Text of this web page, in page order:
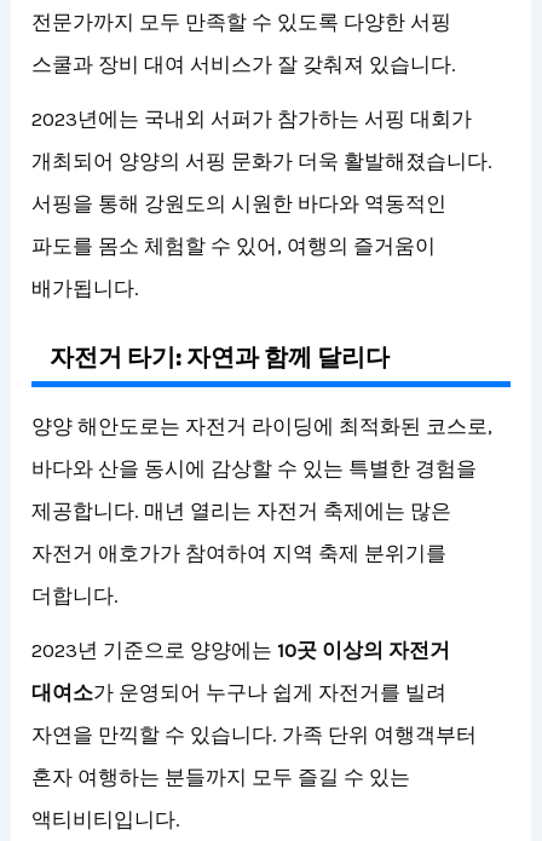
전문가까지 모두 만족할 수 있도록 다양한 서핑
스쿨과 장비 대여 서비스가 잘 갖춰져 있습니다.
2023년에는 국내외 서퍼가 참가하는 서핑 대회가
개최되어 양양의 서핑 문화가 더욱 활발해졌습니다.
서핑을 통해 강원도의 시원한 바다와 역동적인
파도를 몸소 체험할 수 있어, 여행의 즐거움이
배가됩니다.
자전거 타기: 자연과 함께 달리다
양양 해안도로는 자전거 라이딩에 최적화된 코스로,
바다와 산을 동시에 감상할 수 있는 특별한 경험을
제공합니다. 매년 열리는 자전거 축제에는 많은
자전거 애호가가 참여하여 지역 축제 분위기를
더합니다.
2023년 기준으로 양양에는 10곳 이상의 자전거
대여소가 운영되어 누구나 쉽게 자전거를 빌려
자연을 만끽할 수 있습니다. 가족 단위 여행객부터
혼자 여행하는 분들까지 모두 즐길 수 있는
액티비티입니다.